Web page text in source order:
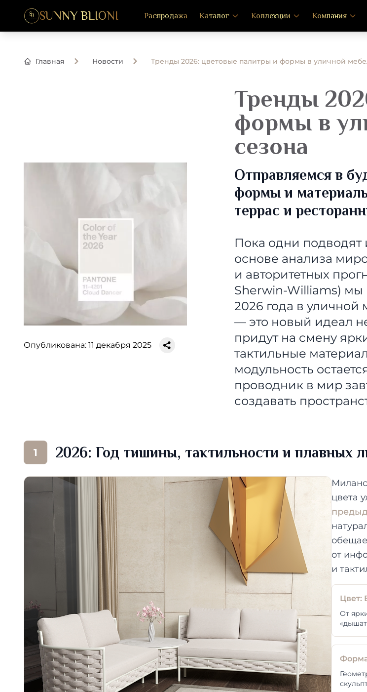
SUNNY BLIONI Распродажа Каталог Коллекции Компания
Главная Новости Тренды 2026: цветовые палитры и формы в уличной
Опубликована: 11 декабря 2025
Тренды
формы в
сезона
Отправляемся в
формы и
террас и
Пока одни
основе анализа
и авторитетных
Sherwin-Williams) мы
2026 года в уличной
— это новый идеал
придут на смену
тактильные
модульность
проводник в мир
создавать
1 2026: Год тишины, тактильности и плавных
цвета
от
и
Цвет:
От